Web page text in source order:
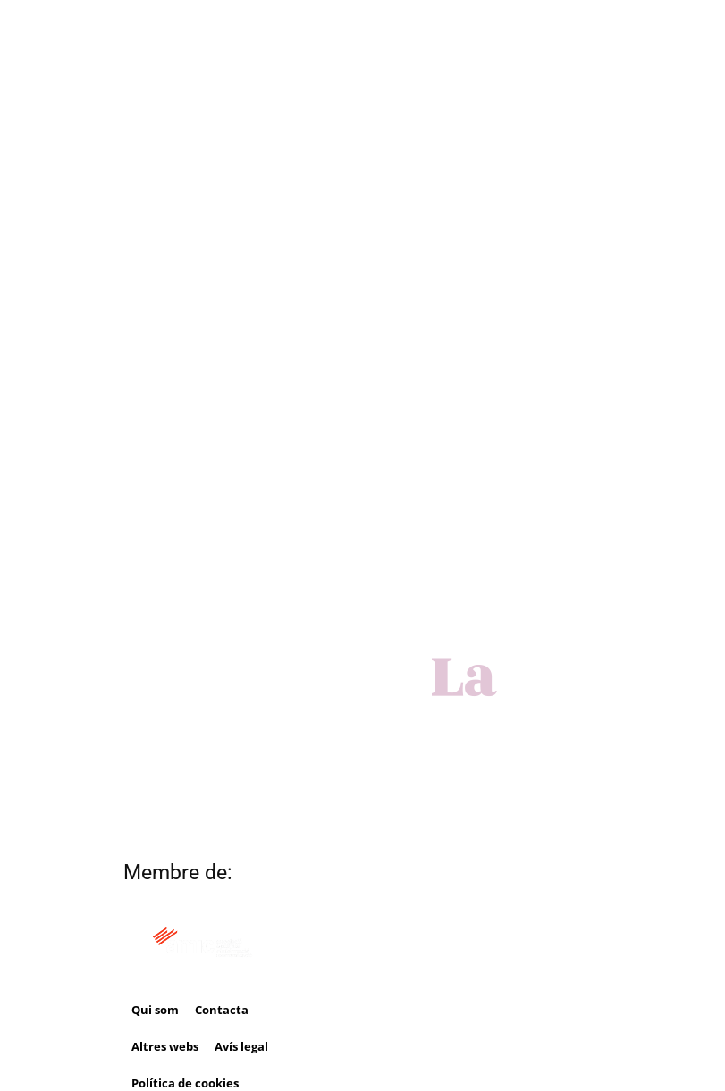
Membre de:
Qui som Contacta
Altres webs Avís legal
Política de cookies